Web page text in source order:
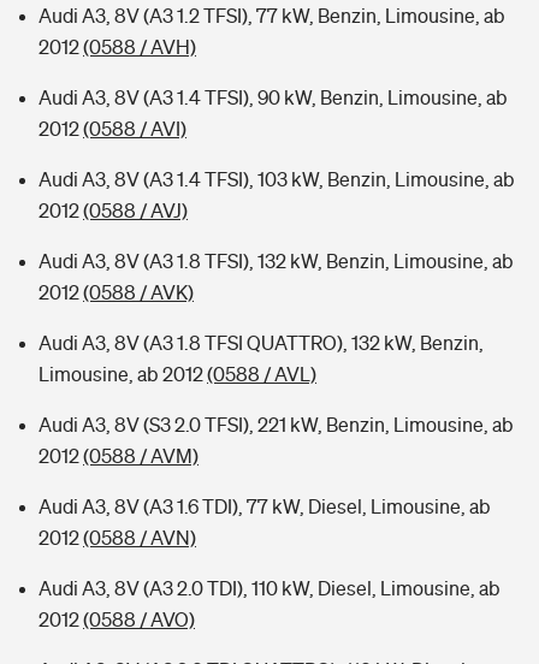
Audi A3, 8V (A3 1.2 TFSI), 77 kW, Benzin, Limousine, ab
2012(0588 / AVH)
Audi A3, 8V (A3 1.4 TFSI), 90 kW, Benzin, Limousine, ab
2012(0588 / AVI)
Audi A3, 8V (A3 1.4 TFSI), 103 kW, Benzin, Limousine, ab
2012(0588 / AVJ)
Audi A3, 8V (A3 1.8 TFSI), 132 kW, Benzin, Limousine, ab
2012(0588 / AVK)
Audi A3, 8V (A3 1.8 TFSI QUATTRO), 132 kW, Benzin,
Limousine, ab 2012(0588 / AVL)
Audi A3, 8V (S3 2.0 TFSI), 221 kW, Benzin, Limousine, ab
2012(0588 / AVM)
Audi A3, 8V (A3 1.6 TDI), 77 kW, Diesel, Limousine, ab
2012(0588 / AVN)
Audi A3, 8V (A3 2.0 TDI), 110 kW, Diesel, Limousine, ab
2012(0588 / AVO)